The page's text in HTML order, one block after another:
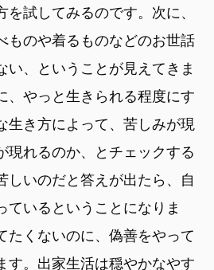
試してみるのです。次に、
ものや着るものなどのお世話
い、ということが見えてきま
、やっと生きられる程度にす
生き方によって、苦しみが現
現れるのか、とチェックする
しいのだと答えが出たら、自
ているということになりま
たくないのに、偽善をやって
す。出家生活は穏やかなやす